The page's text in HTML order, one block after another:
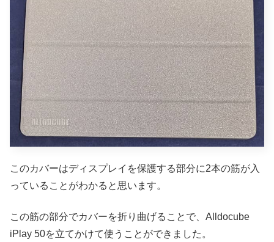
このカバーはディスプレイを保護する部分に2本の筋が入
っていることがわかると思います。
この筋の部分でカバーを折り曲げることで、Alldocube
iPlay 50を立てかけて使うことができました。